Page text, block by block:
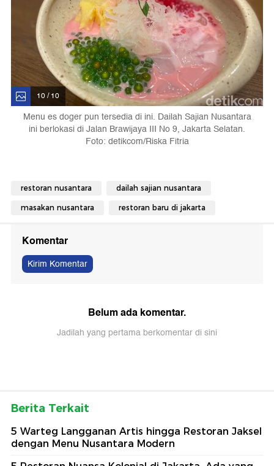
10 / 10
Menu es doger pun tersedia di ini. Dailah Sajian Nusantara
ini berlokasi di Jalan Brawijaya III No 9, Jakarta Selatan.
Foto: detikcom/Riska Fitria
restoran nusantara dailah sajian nusantara
masakan nusantara restoran baru di jakarta
Komentar
Kirim Komentar
Belum ada komentar.
Jadilah yang pertama berkomentar di sini
Berita Terkait
5 Warteg Langganan Artis hingga Restoran Jaksel
dengan Menu Nusantara Modern